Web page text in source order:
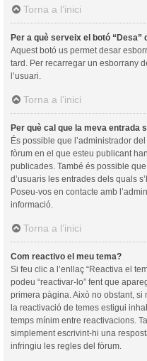
Torna a l’inici
Per a què serveix el botó
Aquest botó us permet desar
tard. Per recarregar un esborrany
l’usuari.
Torna a l’inici
Per què cal que la meva entrada
És possible que l’administrador
fòrum en el que esteu publicant
publicades. També és possible
d’usuaris les entrades dels quals
Poseu-vos en contacte amb
informació.
Torna a l’inici
Com reactivo el meu tema?
Si feu clic a l’enllaç “Reactiva el
podeu “reactivar-lo” fent que
primera pàgina. Això no obstant, si
la reactivació de temes estigui
temps mínim entre reactivacions.
simplement escrivint-hi una
infringiu les regles del fòrum.